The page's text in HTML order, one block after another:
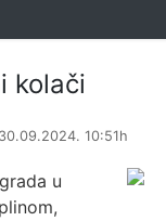
kolači
30.09.2024. 10:51h
u